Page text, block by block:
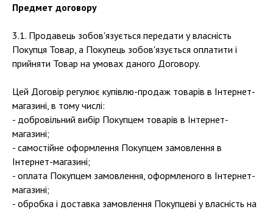
Предмет договору
3.1. Продавець зобов'язується передати у власність
Покупця Товар, а Покупець зобов'язується оплатити і
прийняти Товар на умовах даного Договору.
Цей Договір регулює купівлю-продаж товарів в Інтернет-
магазині, в тому числі:
- добровільний вибір Покупцем товарів в Інтернет-
магазині;
- самостійне оформлення Покупцем замовлення в
Інтернет-магазині;
- оплата Покупцем замовлення, оформленого в Інтернет-
магазині;
- обробка і доставка замовлення Покупцеві у власність на